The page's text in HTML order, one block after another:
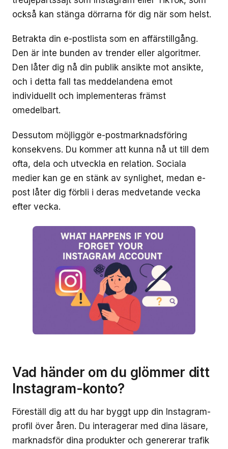
också kan stänga dörrarna för dig när som helst.
Betrakta din e-postlista som en affärstillgång.
Den är inte bunden av trender eller algoritmer.
Den låter dig nå din publik ansikte mot ansikte,
och i detta fall tas meddelandena emot
individuellt och implementeras främst
omedelbart.
Dessutom möjliggör e-postmarknadsföring
konsekvens. Du kommer att kunna nå ut till dem
ofta, dela och utveckla en relation. Sociala
medier kan ge en stänk av synlighet, medan e-
post låter dig förbli i deras medvetande vecka
efter vecka.
Vad händer om du glömmer ditt
Instagram-konto?
Föreställ dig att du har byggt upp din Instagram-
profil över åren. Du interagerar med dina läsare,
marknadsför dina produkter och genererar trafik